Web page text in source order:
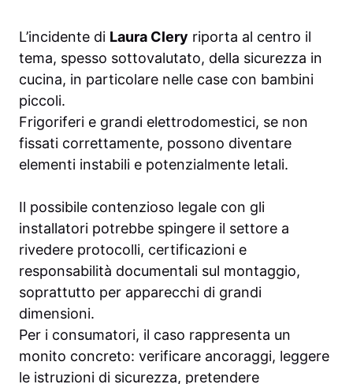
L’incidente di Laura Clery riporta al centro il
tema, spesso sottovalutato, della sicurezza in
cucina, in particolare nelle case con bambini
piccoli.
Frigoriferi e grandi elettrodomestici, se non
fissati correttamente, possono diventare
elementi instabili e potenzialmente letali.
Il possibile contenzioso legale con gli
installatori potrebbe spingere il settore a
rivedere protocolli, certificazioni e
responsabilità documentali sul montaggio,
soprattutto per apparecchi di grandi
dimensioni.
Per i consumatori, il caso rappresenta un
monito concreto: verificare ancoraggi, leggere
le istruzioni di sicurezza, pretendere